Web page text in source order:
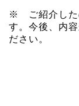
※ ご紹介した
す。今後、内
ださい。